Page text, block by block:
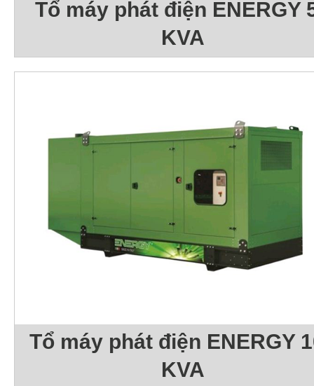
Tổ máy phát điện ENERGY
KVA
Tổ máy phát điện ENERGY
KVA